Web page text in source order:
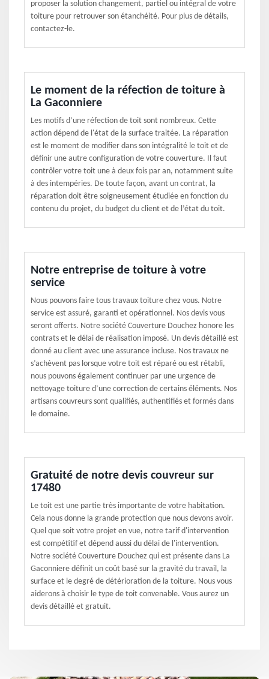
proposer la solution changement, partiel ou intégral de votre
toiture pour retrouver son étanchéité. Pour plus de détails,
contactez-le.
Le moment de la réfection de toiture à
La Gaconniere
Les motifs d’une réfection de toit sont nombreux. Cette
action dépend de l'état de la surface traitée. La réparation
est le moment de modifier dans son intégralité le toit et de
définir une autre configuration de votre couverture. Il faut
contrôler votre toit une à deux fois par an, notamment suite
à des intempéries. De toute façon, avant un contrat, la
réparation doit être soigneusement étudiée en fonction du
contenu du projet, du budget du client et de l’état du toit.
Notre entreprise de toiture à votre
service
Nous pouvons faire tous travaux toiture chez vous. Notre
service est assuré, garanti et opérationnel. Nos devis vous
seront offerts. Notre société Couverture Douchez honore les
contrats et le délai de réalisation imposé. Un devis détaillé est
donné au client avec une assurance incluse. Nos travaux ne
s’achèvent pas lorsque votre toit est réparé ou est rétabli,
nous pouvons également continuer par une urgence de
nettoyage toiture d’une correction de certains éléments. Nos
artisans couvreurs sont qualifiés, authentifiés et formés dans
le domaine.
Gratuité de notre devis couvreur sur
17480
Le toit est une partie très importante de votre habitation.
Cela nous donne la grande protection que nous devons avoir.
Quel que soit votre projet en vue, notre tarif d'intervention
est compétitif et dépend aussi du délai de l'intervention.
Notre société Couverture Douchez qui est présente dans La
Gaconniere définit un coût basé sur la gravité du travail, la
surface et le degré de détérioration de la toiture. Nous vous
aiderons à choisir le type de toit convenable. Vous aurez un
devis détaillé et gratuit.